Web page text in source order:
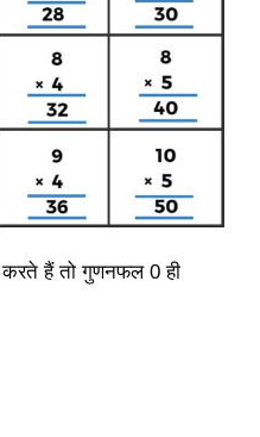
करते हैं तो गुणनफल 0 ही